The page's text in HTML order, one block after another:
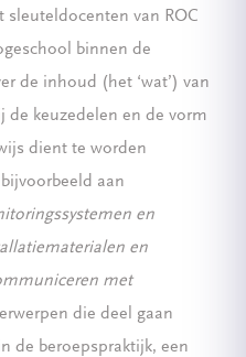
sleuteldocenten van ROC
binnen de
de inhoud (het ‘wat’) van
de keuzedelen en de vorm
dient te worden
aan
en
en
met
die deel gaan
de beroepspraktijk, een